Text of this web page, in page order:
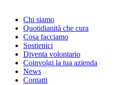
Chi siamo
Quotidianità che cura
Cosa facciamo
Sostienici
Diventa volontario
Coinvolgi la tua azienda
News
Contatti